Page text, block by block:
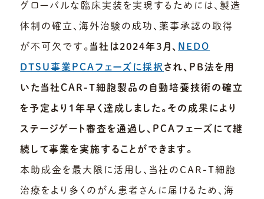
グローバルな臨床実装を実現するためには、製造
体制の確立、海外治験の成功、薬事承認の取得
が不可欠です。 当社は2024年3月、 NEDO
DTSU事業PCAフェーズに採択 され、PB法を用
いた当社CAR-T細胞製品の自動培養技術の確立
を予定より1年早く達成しました。その成果により
ステージゲート審査を通過し、PCAフェーズにて継
続して事業を実施することができます。
本助成金を最大限に活用し、当社のCAR-T細胞
治療をより多くのがん患者さんに届けるため、海